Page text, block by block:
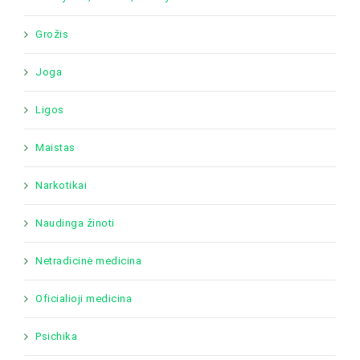
Grožis
Joga
Ligos
Maistas
Narkotikai
Naudinga žinoti
Netradicinė medicina
Oficialioji medicina
Psichika